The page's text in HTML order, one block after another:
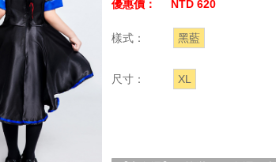
優惠價： NTD 620
樣式： 黑藍
尺寸： XL